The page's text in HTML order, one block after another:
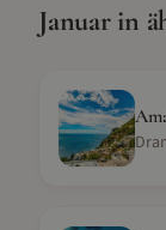
Januarin